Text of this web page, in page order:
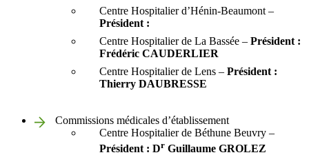
Centre Hospitalier d’Hénin-Beaumont –
Président :
Centre Hospitalier de La Bassée – Président :
Frédéric CAUDERLIER
Centre Hospitalier de Lens – Président :
Thierry DAUBRESSE
Commissions médicales d’établissement
Centre Hospitalier de Béthune Beuvry –
Président : Dr Guillaume GROLEZ